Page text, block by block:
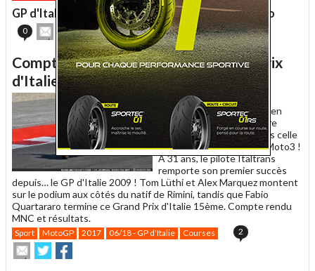
un
ami
GP d'Italie - MotoGP : le choix de pneus au Mugello
0
Envoyer
cet
article
à
un
ami
Partager
sur
Twitter
Partager
sur
Facebook
Compte rendu et résultats du Grand Prix
d'Italie Moto2 2017
4 juin 2017 - Mattia Pasini
décroche avec la manière en
Moto2 la deuxième victoire
italienne au Mugello, après celle
de Migno juste avant en Moto3 !
A 31 ans, le pilote Italtrans
remporte son premier succès
depuis… le GP d'Italie 2009 ! Tom Lüthi et Alex Marquez montent
sur le podium aux côtés du natif de Rimini, tandis que Fabio
Quartararo termine ce Grand Prix d'Italie 15ème. Compte rendu
MNC et résultats.
Sport MotoGP 2017 06/18 - GP d'Italie Courses 2
Envoyer
cet
Partager
sur
sur